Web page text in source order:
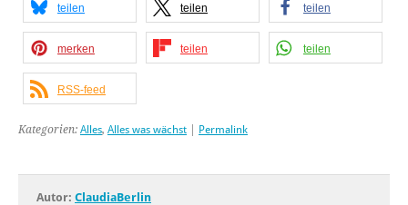
teilen teilen teilen
merken teilen teilen
RSS-feed
Kategorien: Alles, Alles was wächst Permalink
Autor: ClaudiaBerlin